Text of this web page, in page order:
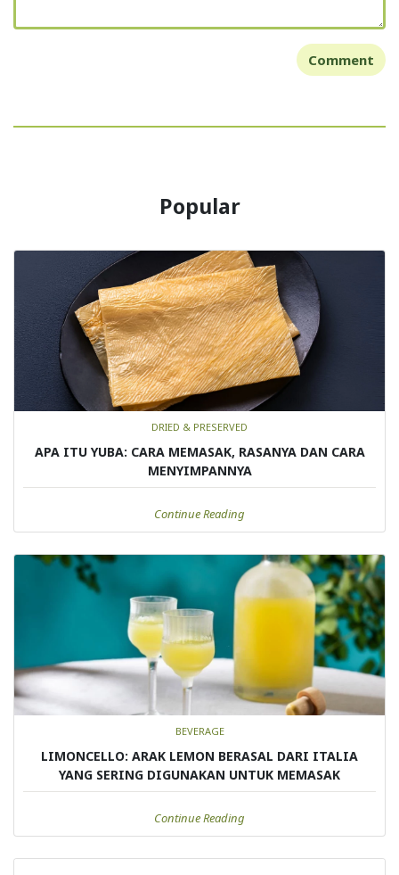
Comment
Popular
DRIED & PRESERVED
APA ITU YUBA: CARA MEMASAK, RASANYA DAN CARA
MENYIMPANNYA
Continue Reading
BEVERAGE
LIMONCELLO: ARAK LEMON BERASAL DARI ITALIA
YANG SERING DIGUNAKAN UNTUK MEMASAK
Continue Reading